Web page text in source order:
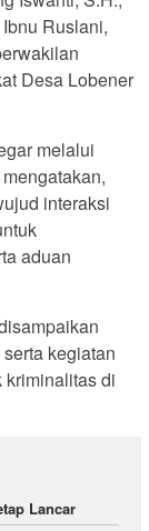
Ruslani,
Desa Lobener
melalui
interaksi
aduan
kegiatan
di
Lancar